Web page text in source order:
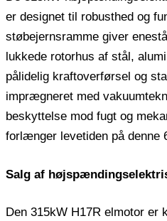
er designet til robusthed og
støbejernsramme giver
lukkede rotorhus af stål,
pålidelig kraftoverførsel og
imprægneret med
beskyttelse mod fugt og
forlænger levetiden på denne
Salg af
Den 315kW H17R elmotor er